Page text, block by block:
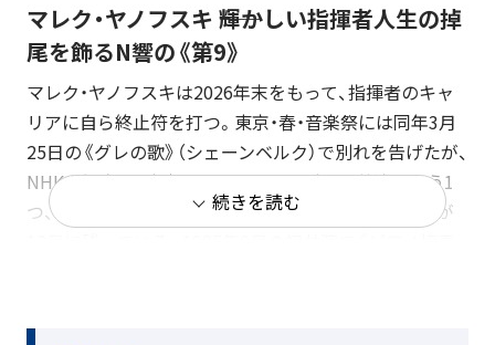
マレク・ヤノフスキ ――輝かしい指揮者人生の掉
尾を飾るN響の《第9》
マレク・ヤノフスキは2026年末をもって、指揮者のキャ
リアに自ら終止符を打つ。東京・春・音楽祭には同年3月
25日の《グレの歌》（シェーンベルク）で別れを告げたが、
NHK交響楽団、東京オペラシンガーズとの共演はもう1
つ、ベートーヴェン《交響曲第9番「合唱つき」》6公演が
演奏してきた。中でも《第9》は2018年12月の5公演の名
続きを読む